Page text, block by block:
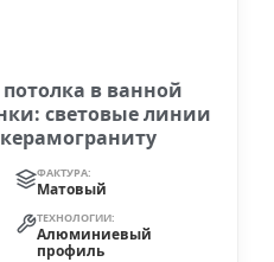
в ванной
световые линии
ФАКТУРА:
Матовый
ТЕХНОЛОГИИ:
Алюминиевый
профиль